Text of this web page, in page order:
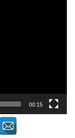
00:15